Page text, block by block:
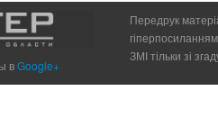
вGoogle+
Передрук
ЗМІ тільки зі